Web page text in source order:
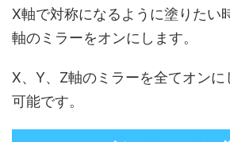
X軸で対称になるように塗りたい
軸のミラーをオンにします。
X、Y、Z軸のミラーを全てオンに
可能です。